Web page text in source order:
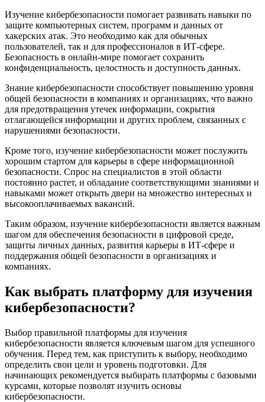
Изучение кибербезопасности помогает развивать навыки по
защите компьютерных систем, программ и данных от
хакерских атак. Это необходимо как для обычных
пользователей, так и для профессионалов в ИТ-сфере.
Безопасность в онлайн-мире помогает сохранить
конфиденциальность, целостность и доступность данных.
Знание кибербезопасности способствует повышению уровня
общей безопасности в компаниях и организациях, что важно
для предотвращения утечек информации, сокрытия
отлагающейся информации и других проблем, связанных с
нарушениями безопасности.
Кроме того, изучение кибербезопасности может послужить
хорошим стартом для карьеры в сфере информационной
безопасности. Спрос на специалистов в этой области
постоянно растет, и обладание соответствующими знаниями и
навыками может открыть двери на множество интересных и
высокооплачиваемых вакансий.
Таким образом, изучение кибербезопасности является важным
шагом для обеспечения безопасности в цифровой среде,
защиты личных данных, развития карьеры в ИТ-сфере и
поддержания общей безопасности в организациях и
компаниях.
Как выбрать платформу для изучения
кибербезопасности?
Выбор правильной платформы для изучения
кибербезопасности является ключевым шагом для успешного
обучения. Перед тем, как приступить к выбору, необходимо
определить свои цели и уровень подготовки. Для
начинающих рекомендуется выбирать платформы с базовыми
курсами, которые позволят изучить основы
кибербезопасности.